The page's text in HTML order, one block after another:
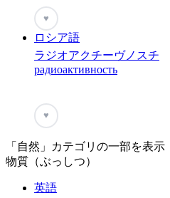
♥
ロシア語
ラジオアクチーヴノスチ
радиоактивность
♥
「自然」カテゴリの一部を表示
物質（ぶっしつ）
英語